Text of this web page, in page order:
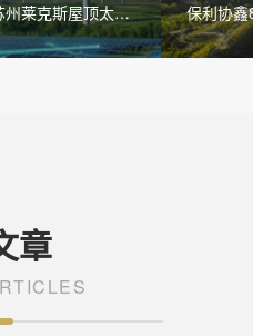
莱克斯屋顶太阳
保利协
章